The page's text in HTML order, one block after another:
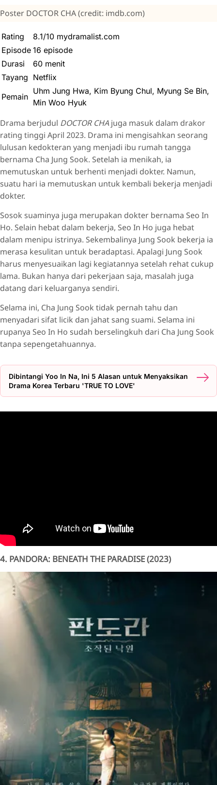
Poster DOCTOR CHA (credit: imdb.com)
Rating
8.1/10 mydramalist.com
Episode 16 episode
Durasi
60 menit
Tayang Netflix
Pemain
Uhm Jung Hwa, Kim Byung Chul, Myung Se Bin,
Min Woo Hyuk
Drama berjudul DOCTOR CHA juga masuk dalam drakor
rating tinggi April 2023. Drama ini mengisahkan seorang
lulusan kedokteran yang menjadi ibu rumah tangga
bernama Cha Jung Sook. Setelah ia menikah, ia
memutuskan untuk berhenti menjadi dokter. Namun,
suatu hari ia memutuskan untuk kembali bekerja menjadi
dokter.
Sosok suaminya juga merupakan dokter bernama Seo In
Ho. Selain hebat dalam bekerja, Seo In Ho juga hebat
dalam menipu istrinya. Sekembalinya Jung Sook bekerja ia
merasa kesulitan untuk beradaptasi. Apalagi Jung Sook
harus menyesuaikan lagi kegiatannya setelah rehat cukup
lama. Bukan hanya dari pekerjaan saja, masalah juga
datang dari keluarganya sendiri.
Selama ini, Cha Jung Sook tidak pernah tahu dan
menyadari sifat licik dan jahat sang suami. Selama ini
rupanya Seo In Ho sudah berselingkuh dari Cha Jung Sook
tanpa sepengetahuannya.
Dibintangi Yoo In Na, Ini 5 Alasan untuk Menyaksikan
Drama Korea Terbaru 'TRUE TO LOVE'
4. PANDORA: BENEATH THE PARADISE (2023)